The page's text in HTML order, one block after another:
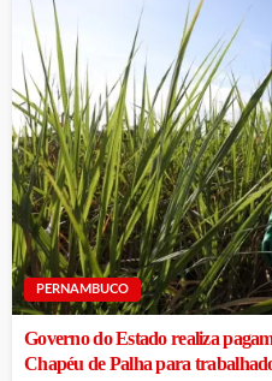
PERNAMBUCO
Governo do Estado realiza
Chapéu de Palha para